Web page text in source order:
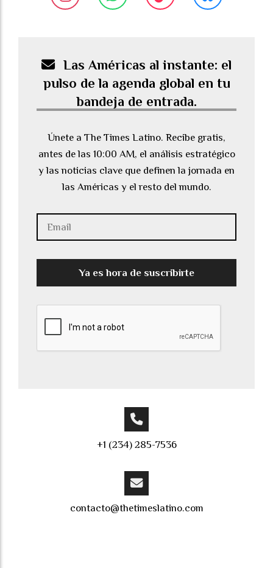
Las Américas al instante: el
pulso de la agenda global en tu
bandeja de entrada.
Únete a The Times Latino. Recibe gratis,
antes de las 10:00 AM, el análisis estratégico
y las noticias clave que definen la jornada en
las Américas y el resto del mundo.
Ya es hora de suscribirte
+1 (234) 285-7536
contacto@thetimeslatino.com